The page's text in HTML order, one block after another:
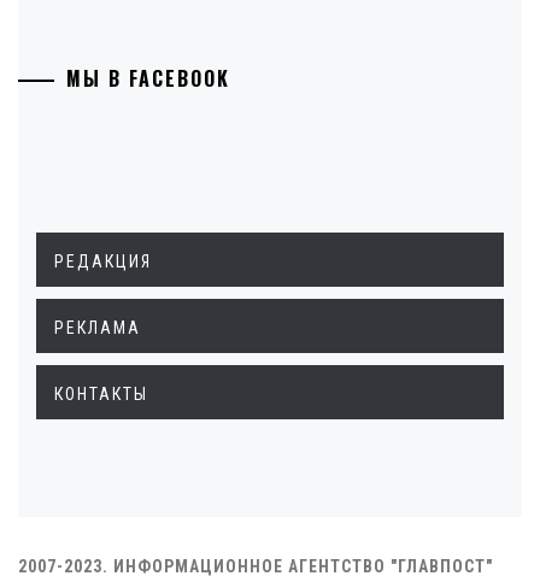
МЫ В FACEBOOK
РЕДАКЦИЯ
РЕКЛАМА
КОНТАКТЫ
2007-2023. ИНФОРМАЦИОННОЕ АГЕНТСТВО "ГЛАВПОСТ"